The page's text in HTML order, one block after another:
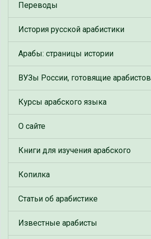
Переводы
История русской арабистики
Арабы: страницы истории
ВУЗы России, готовящие арабистов
Курсы арабского языка
О сайте
Книги для изучения арабского
Копилка
Статьи об арабистике
Известные арабисты